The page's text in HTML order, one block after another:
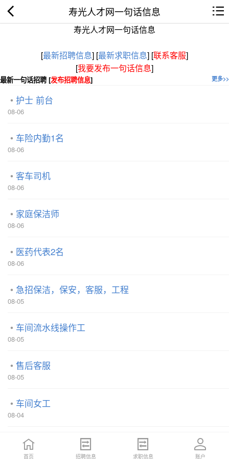
寿光人才网一句话信息
寿光人才网一句话信息
[最新招聘信息] [最新求职信息] [联系客服]
[我要发布一句话信息]
更多>>
最新一句话招聘 [发布招聘信息]
护士 前台
08-06
车险内勤1名
08-06
客车司机
08-06
家庭保洁师
08-06
医药代表2名
08-06
急招保洁，保安，客服，工程
08-05
车间流水线操作工
08-05
售后客服
08-05
车间女工
08-04
工艺品导购
08-04首页 招聘信息 求职信息 账户